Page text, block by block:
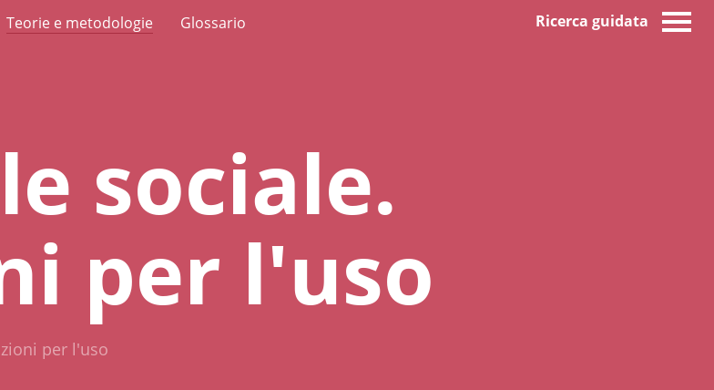
Teorie e metodologie Glossario Ricerca guidata
sociale.
per l'uso
per l'uso